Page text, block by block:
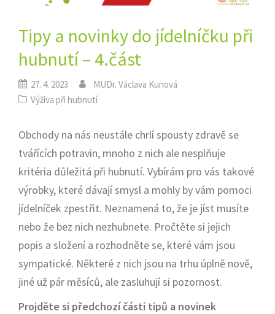
Tipy a novinky do jídelníčku při
hubnutí – 4.část
27. 4. 2023
MUDr. Václava Kunová
Výživa při hubnutí
Obchody na nás neustále chrlí spousty zdravě se
tvářících potravin, mnoho z nich ale nesplňuje
kritéria důležitá při hubnutí. Vybírám pro vás takové
výrobky, které dávají smysl a mohly by vám pomoci
jídelníček zpestřit. Neznamená to, že je jíst musíte
nebo že bez nich nezhubnete. Pročtěte si jejich
popis a složení a rozhodněte se, které vám jsou
sympatické. Některé z nich jsou na trhu úplně nově,
jiné už pár měsíců, ale zasluhují si pozornost.
Projděte si předchozí části tipů a novinek